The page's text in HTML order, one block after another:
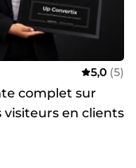
5,0 (5)
complet sur
en clients